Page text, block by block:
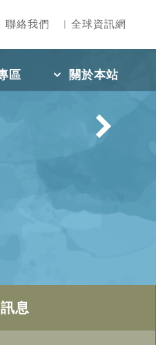
聯絡我們 全球資訊網
區 關於本站
息